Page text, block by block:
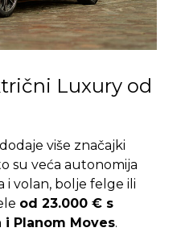
Luxury od
dodaje više značajki
su veća autonomija
i volan, bolje felge ili
od 23.000 € s
Planom Moves.